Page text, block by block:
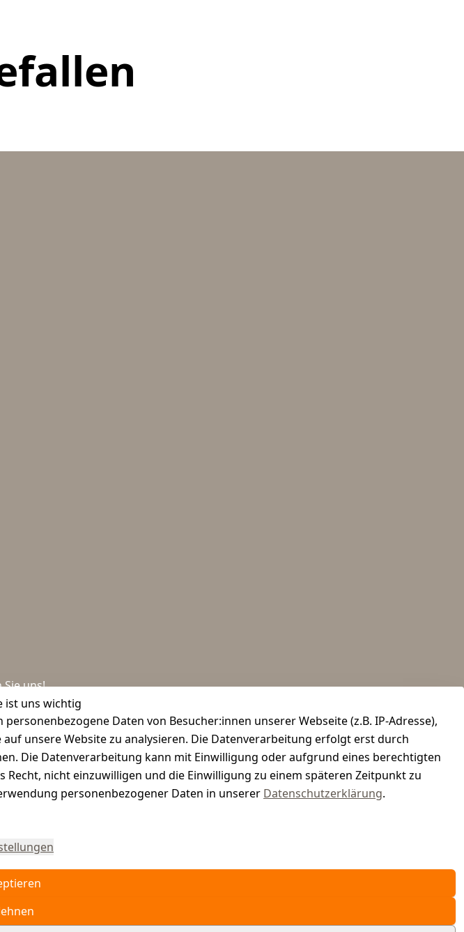
ist uns wichtig
Daten von Besucher:innen unserer Webseite (z.B. IP-Adresse),
unsere Website zu analysieren. Die Datenverarbeitung erfolgt erst durch
Die Datenverarbeitung kann mit Einwilligung oder aufgrund eines berechtigten
nicht einzuwilligen und die Einwilligung zu einem späteren Zeitpunkt zu
personenbezogener Daten in unserer Datenschutzerklärung.
uns!